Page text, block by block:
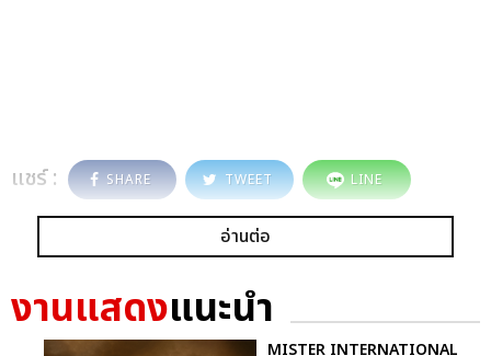
แชร์ : SHARE TWEET LINE
อ่านต่อ
งานแสดงแนะนำ
MISTER INTERNATIONAL